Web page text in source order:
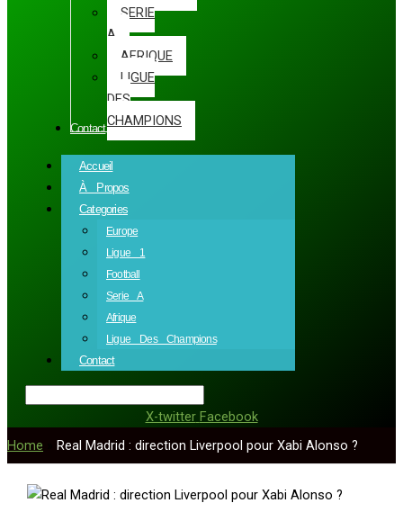
SERIE
A
AFRIQUE
LIGUE
DES
CHAMPIONS
Contact
Accueil
À Propos
Categories
Europe
Ligue 1
Football
Serie A
Afrique
Ligue Des Champions
Contact
X-twitter Facebook
Home
Real Madrid : direction Liverpool pour Xabi Alonso ?